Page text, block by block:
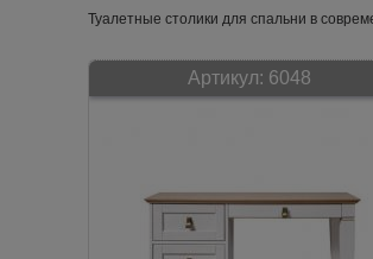
Туалетные столики для спальни в
Артикул: 6048